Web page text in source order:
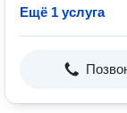
Ещё 1 услуга